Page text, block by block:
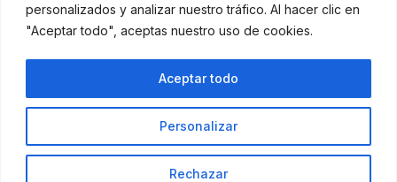
personalizados y analizar nuestro tráfico. Al hacer clic en
"Aceptar todo", aceptas nuestro uso de cookies.
Personalizar
Rechazar
Aceptar todo
¡Hola!
por WhatsApp
BOLETÍN DE LA HUERTA
Copyright © 2025 Comenaranjas. Todos los derechos
reservados.